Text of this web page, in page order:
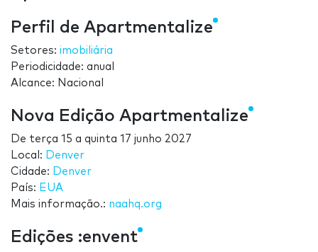
Perfil de Apartmentalize
Setores: imobiliária
Periodicidade: anual
Alcance: Nacional
Nova Edição Apartmentalize
De terça 15 a quinta 17 junho 2027
Local: Denver
Cidade: Denver
País: EUA
Mais informação.: naahq.org
Edições :envent